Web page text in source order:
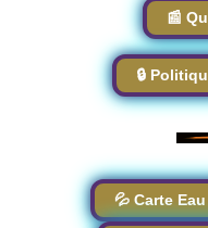
📰
🔒
💦 Carte